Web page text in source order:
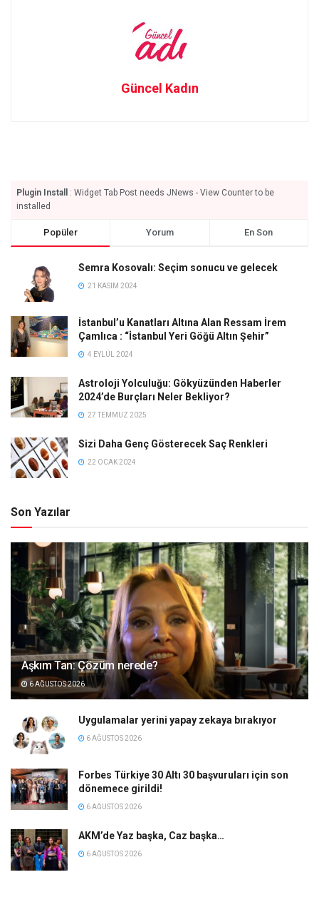
Güncel Kadın
Plugin Install
: Widget Tab Post needs JNews - View Counter to be
installed
Popüler Yorum En Son
Semra Kosovalı: Seçim sonucu ve gelecek
21 KASIM 2024
İstanbul’u Kanatları Altına Alan Ressam İrem
Çamlıca : “İstanbul Yeri Göğü Altın Şehir”
4 EYLÜL 2024
Astroloji Yolculuğu: Gökyüzünden Haberler
2024’de Burçları Neler Bekliyor?
27 TEMMUZ 2025
Sizi Daha Genç Gösterecek Saç Renkleri
22 OCAK 2024
Son Yazılar
Aşkım Tan: Çözüm nerede?
6 AĞUSTOS 2026
Uygulamalar yerini yapay zekaya bırakıyor
6 AĞUSTOS 2026
Forbes Türkiye 30 Altı 30 başvuruları için son
dönemece girildi!
6 AĞUSTOS 2026
AKM’de Yaz başka, Caz başka…
6 AĞUSTOS 2026